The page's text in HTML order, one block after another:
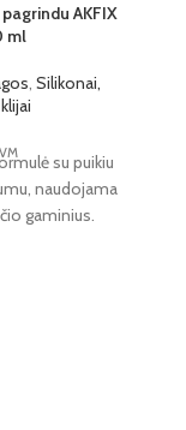
AKFIX
ml
Silikonai,
su puikiu
naudojama
gaminius.